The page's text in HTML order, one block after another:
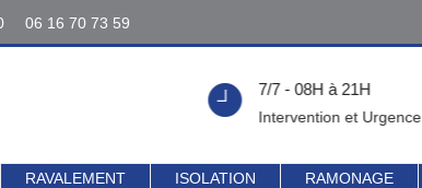
06 16 70 73 59
7/7 - 08H à 21H
Intervention et Urgence
RAVALEMENT ISOLATION RAMONAGE